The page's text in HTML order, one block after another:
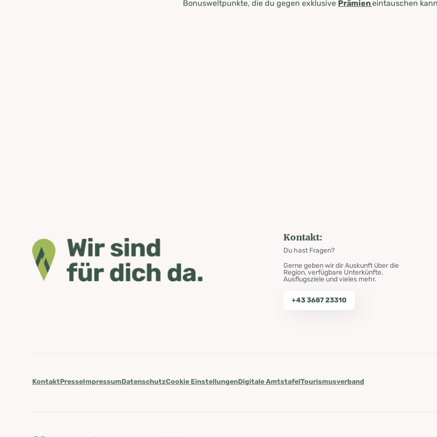
Bonusweltpunkte, die du gegen exklusive Prämieneintauschen
Kontakt:
Du hast Fragen?
Gerne geben wir dir Auskunft über die
Region, verfügbare Unterkünfte,
Ausflugsziele und vieles mehr.
+43 3687 23310
KontaktPresseImpressumDatenschutzCookie EinstellungenDigitale AmtstafelTourismusverband